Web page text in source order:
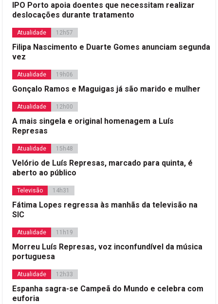
IPO Porto apoia doentes que necessitam realizar
deslocações durante tratamento
Atualidade 12h57
Filipa Nascimento e Duarte Gomes anunciam segunda
vez
Atualidade 19h06
Gonçalo Ramos e Maguigas já são marido e mulher
Atualidade 12h00
A mais singela e original homenagem a Luís
Represas
Atualidade 15h48
Velório de Luís Represas, marcado para quinta, é
aberto ao público
Televisão 14h31
Fátima Lopes regressa às manhãs da televisão na
SIC
Atualidade 11h19
Morreu Luís Represas, voz inconfundível da música
portuguesa
Atualidade 12h33
Espanha sagra-se Campeã do Mundo e celebra com
euforia